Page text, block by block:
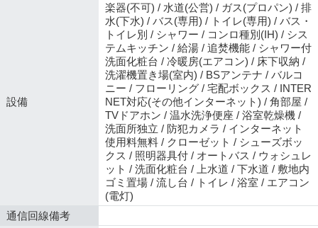
設備
楽器(不可) / 水道(公営) / ガス(プロパン) / 排
水(下水) / バス(専用) / トイレ(専用) / バス・
トイレ別 / シャワー / コンロ種別(IH) / シス
テムキッチン / 給湯 / 追焚機能 / シャワー付
洗面化粧台 / 冷暖房(エアコン) / 床下収納 /
洗濯機置き場(室内) / BSアンテナ / バルコ
ニー / フローリング / 宅配ボックス / INTER
NET対応(その他インターネット) / 角部屋 /
TVドアホン / 温水洗浄便座 / 浴室乾燥機 /
洗面所独立 / 防犯カメラ / インターネット
使用料無料 / クローゼット / シューズボッ
クス / 照明器具付 / オートバス / ウォシュレ
ット / 洗面化粧台 / 上水道 / 下水道 / 敷地内
ゴミ置場 / 流し台 / トイレ / 浴室 / エアコン
(電灯)
通信回線備考